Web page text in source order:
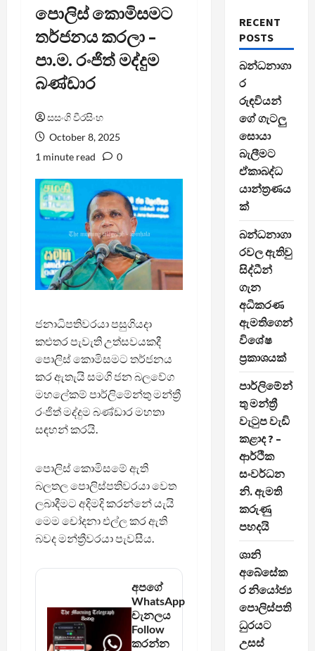
පොලිස් කොමිසමට
තර්ජනය කරලා –
පා.ම. රංජිත් මද්දුම
බණ්ඩාර
සසංගි වීරසිංහ
October 8, 2025
1 minute read
0
ජනාධිපතිවරයා පසුගියදා
කළුතර පැවැති උත්සවයකදී
පොලිස් කොමිසමට තර්ජනය
කර ඇතැයි සමගි ජන බලවේග
මහලේකම් පාර්ලිමේන්තු මන්ත්‍රී
රංජිත් මද්දුම බණ්ඩාර මහතා
සඳහන් කරයි.
පොලිස් කොමිසමේ ඇති
බලතල පොලිස්පතිවරයා වෙත
ලබාදීමට අදිමදි කරන්නේ යැයි
මෙම චෝදනා එල්ල කර ඇති
බවද මන්ත්‍රීවරයා පැවසීය.
අපගේ
WhatsApp
චැනලය
Follow
කරන්න
RECENT
POSTS
බන්ධනාගා
ර
රුඳවියන්
ගේ ගැටලු
සොයා
බැලීමට
ඒකාබද්ධ
යාන්ත්‍රණය
ක්
බන්ධනාගා
රවල ඇතිවු
සිද්ධීන්
ගැන
අධිකරණ
ඇමතිගෙන්
විශේෂ
ප්‍රකාශයක්
පාර්ලිමේන්
තු මන්ත්‍රී
වැටුප වැඩි
කළාද ? –
ආර්ථික
සංවර්ධන
නි. ඇමති
කරුණු
පහදයි
ශානි
අබේසේක
ර නියෝජ්‍ය
පොලිස්පති
ධුරයට
උසස්